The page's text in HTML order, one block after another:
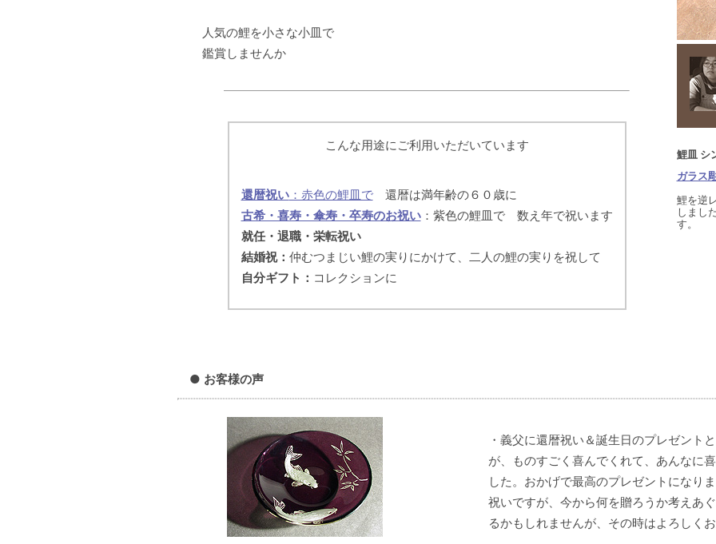
人気の鯉を小さな小皿で
鑑賞しませんか
こんな用途にご利用いただいています
還暦祝い：赤色の鯉皿で還暦は満年齢の６０歳に
古希・喜寿・傘寿・卒寿のお祝い：紫色の鯉皿で 数え年で祝います
就任・退職・栄転祝い
結婚祝： 仲むつまじい鯉の実りにかけて、二人の鯉の実りを祝して
自分ギフト： コレクションに
鯉皿
ガラス
鯉を逆
しまし
す。
● お客様の声
・義父に還暦祝い＆誕生日のプレゼント
が、ものすごく喜んでくれて、あんなに
した。おかげで最高のプレゼントになり
祝いですが、今から何を贈ろうか考えあ
るかもしれませんが、その時はよろしくお